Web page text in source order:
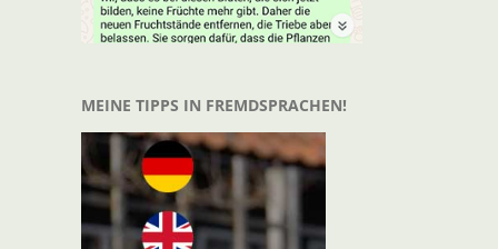
MEINE TIPPS IN FREMDSPRACHEN!